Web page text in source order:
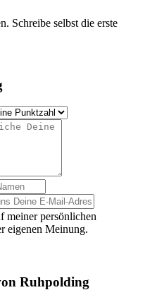
Schreibe selbst die erste
meiner persönlichen
eigenen Meinung.
Ruhpolding